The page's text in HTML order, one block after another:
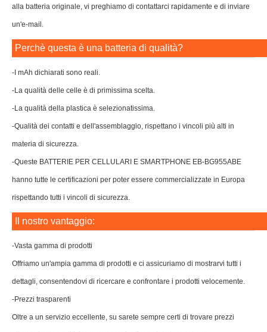
alla batteria originale, vi preghiamo di contattarci rapidamente e di inviare
un'e-mail.
Perchè questa è una batteria di qualità?
-I mAh dichiarati sono reali.
-La qualità delle celle è di primissima scelta.
-La qualità della plastica è selezionatissima.
-Qualità dei contatti e dell'assemblaggio, rispettano i vincoli più alti in
materia di sicurezza.
-Queste BATTERIE PER CELLULARI E SMARTPHONE EB-BG955ABE
hanno tutte le certificazioni per poter essere commercializzate in Europa
rispettando tutti i vincoli di sicurezza.
Il nostro vantaggio:
-Vasta gamma di prodotti
Offriamo un'ampia gamma di prodotti e ci assicuriamo di mostrarvi tutti i
dettagli, consentendovi di ricercare e confrontare i prodotti velocemente.
-Prezzi trasparenti
Oltre a un servizio eccellente, su sarete sempre certi di trovare prezzi